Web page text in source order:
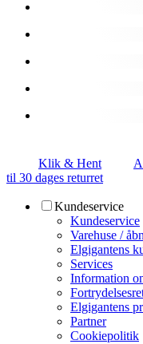
Klik & Hent
til 30 dages returret
Kundeservice
Kundeservice
Varehuse /
Elgigantens
Services
Information
Elgigantens
Partner
Cookiepolitik